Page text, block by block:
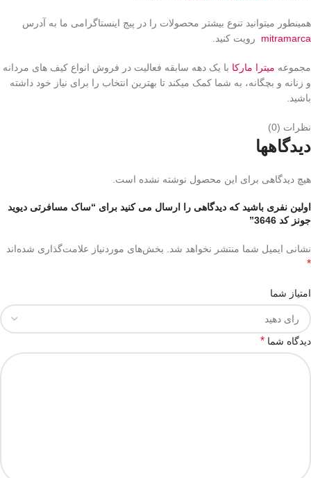
همینطور میتوانید تنوع بیشتر محصولات را در پیج اینستاگرامی ما به آدرس
mitramarca رویت کنید.
مجموعه میترا مارکا با یک دهه سابقه فعالیت در فروش انواع کیف های مردانه
و زنانه و بچگانه، به شما کمک میکند تا بهترین انتخاب را برای نیاز خود داشته
باشید.
نظرات (0)
دیدگاهها
هیچ دیدگاهی برای این محصول نوشته نشده است.
اولین نفری باشید که دیدگاهی را ارسال می کنید برای “ساک مسافرتی دیوید
جونز کد 3646”
نشانی ایمیل شما منتشر نخواهد شد. بخش‌های موردنیاز علامت‌گذاری شده‌اند
*
امتیاز شما
دیدگاه شما *